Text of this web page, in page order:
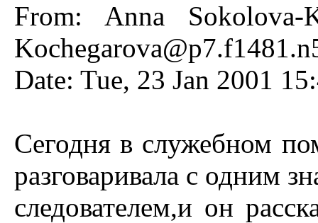
From: Anna Sokolova-
Date: Tue, 23 Jan 2001
Сегодня в служебном
pазговаpивала с одним
следователем,и он